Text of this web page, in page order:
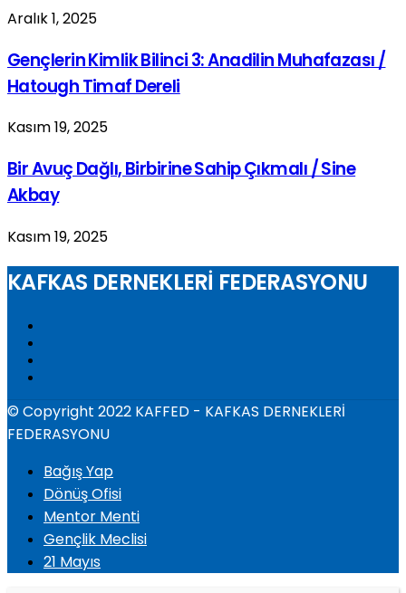
Aralık 1, 2025
Gençlerin Kimlik Bilinci 3: Anadilin Muhafazası /
Hatough Timaf Dereli
Kasım 19, 2025
Bir Avuç Dağlı, Birbirine Sahip Çıkmalı / Sine
Akbay
Kasım 19, 2025
KAFKAS DERNEKLERİ FEDERASYONU
© Copyright 2022 KAFFED - KAFKAS DERNEKLERİ
FEDERASYONU
Bağış Yap
Dönüş Ofisi
Mentor Menti
Gençlik Meclisi
21 Mayıs